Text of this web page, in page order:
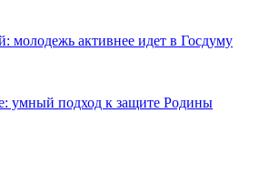
молодежь активнее идет в Госдуму
умный подход к защите Родины